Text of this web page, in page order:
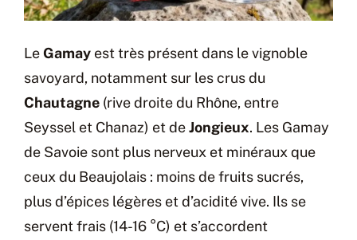
LeGamay est très présent dans le vignoble
savoyard, notamment sur les crus du
Chautagne (rive droite du Rhône, entre
Seyssel et Chanaz) et deJongieux. Les Gamay
de Savoie sont plus nerveux et minéraux que
ceux du Beaujolais : moins de fruits sucrés,
plus d’épices légères et d’acidité vive. Ils se
servent frais (14-16 °C) et s’accordent